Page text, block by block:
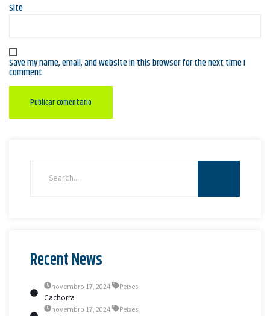
Recent News
novembro 17, 2024 Peixes
Cachorra
novembro 17, 2024 Peixes
Site
Save my name, email, and website in this browser for the next time I
comment.